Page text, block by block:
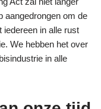
aangedrongen om de
iedereen in alle rust
We hebben het over
in alle